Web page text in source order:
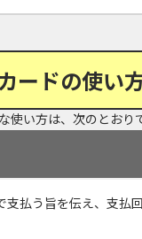
ードの使い
使い方は、次のとおり
支払う旨を伝え、支払回